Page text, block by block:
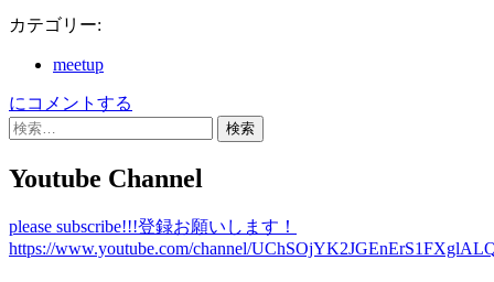
カテゴリー:
meetup
Singapan
/
新
ぱ
にコメントする
検
Youtube Channel
please subscribe!!!登録お願いします！
https://www.youtube.com/channel/